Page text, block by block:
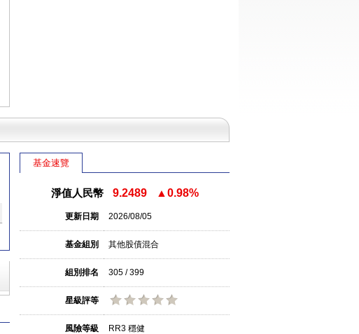
基金速覽
淨值人民幣 9.2489 ▲0.98%
更新日期 2026/08/05
基金組別 其他股債混合
組別排名 305 / 399
星級評等
風險等級 RR3 穩健